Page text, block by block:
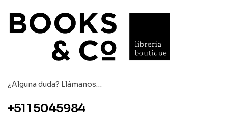
¿Alguna duda? Llámanos…
+51 1 5045984